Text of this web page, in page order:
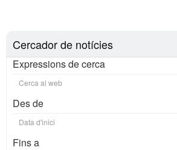
Cercador de notícies
Expressions de cerca
Des de
Fins a